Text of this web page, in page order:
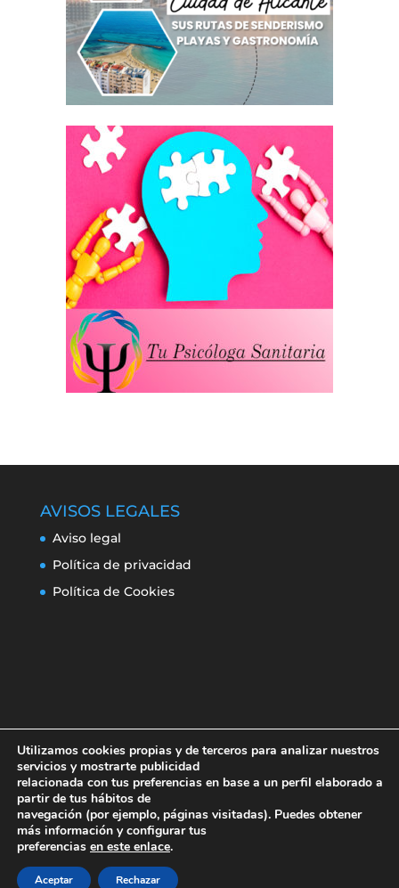
AVISOS LEGALES
Aviso legal
Política de privacidad
Política de Cookies
Aviso legal
Política de privacidad
Política de Cookies
Erroresclima 2019-220
Utilizamos cookies propias y de terceros para analizar nuestros
servicios y mostrarte publicidad
relacionada con tus preferencias en base a un perfil elaborado a
partir de tus hábitos de
navegación (por ejemplo, páginas visitadas). Puedes obtener
más información y configurar tus
preferencias en este enlace.
Aceptar Rechazar